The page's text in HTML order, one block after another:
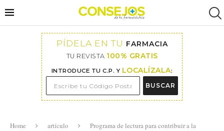
PÍDELA EN TU FARMACIA
TU REVISTA 100% GRATIS
INTRODUCE TU C.P. Y LOCALÍZALA:
BUSCAR
Home artículo
Programa de lectura para contribuir a la